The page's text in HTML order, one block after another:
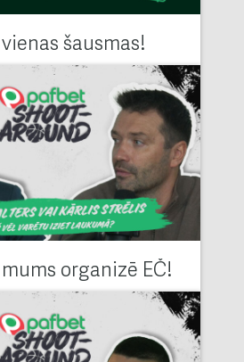
šausmas!
organizē EČ!